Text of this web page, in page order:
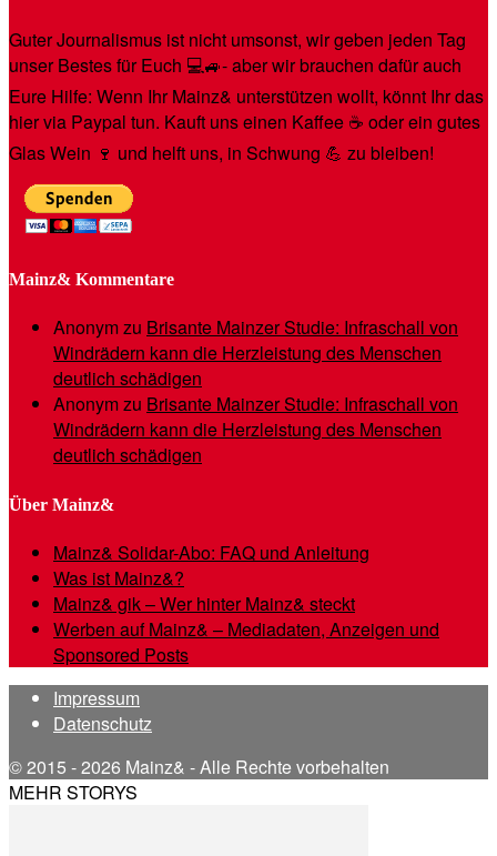
Guter Journalismus ist nicht umsonst, wir geben jeden Tag
unser Bestes für Euch 💻🚙- aber wir brauchen dafür auch
Eure Hilfe: Wenn Ihr Mainz& unterstützen wollt, könnt Ihr das
hier via Paypal tun. Kauft uns einen Kaffee ☕️ oder ein gutes
Glas Wein 🍷 und helft uns, in Schwung 💪 zu bleiben!
Mainz& Kommentare
Anonymzu Brisante Mainzer Studie: Infraschall von
Windrädern kann die Herzleistung des Menschen
deutlich schädigen
Anonymzu Brisante Mainzer Studie: Infraschall von
Windrädern kann die Herzleistung des Menschen
deutlich schädigen
Über Mainz&
Mainz& Solidar-Abo: FAQ und Anleitung
Was ist Mainz&?
Mainz& gik – Wer hinter Mainz& steckt
Werben auf Mainz& – Mediadaten, Anzeigen und
Sponsored Posts
Impressum
Datenschutz
© 2015 - 2026 Mainz& - Alle Rechte vorbehalten
MEHR STORYS